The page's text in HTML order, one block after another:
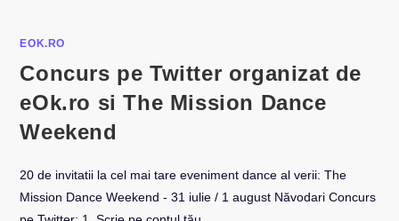
EOK.RO
Concurs pe Twitter organizat de
eOk.ro si The Mission Dance
Weekend
20 de invitatii la cel mai tare eveniment dance al verii: The
Mission Dance Weekend - 31 iulie / 1 august Năvodari Concurs